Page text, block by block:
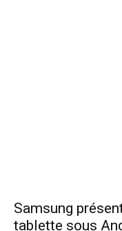
Samsung
tablette sous